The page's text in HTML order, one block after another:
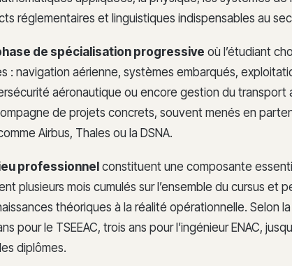
réglementaires et linguistiques indispensables au
de spécialisation progressive où l’étudiant
: navigation aérienne, systèmes embarqués,
aéronautique ou encore gestion du transport
de projets concrets, souvent menés en
Airbus, Thales ou la DSNA.
professionnelconstituent une composante
plusieurs mois cumulés sur l’ensemble du cursus et
théoriques à la réalité opérationnelle. Selon
pour le TSEEAC, trois ans pour l’ingénieur ENAC,
diplômes.